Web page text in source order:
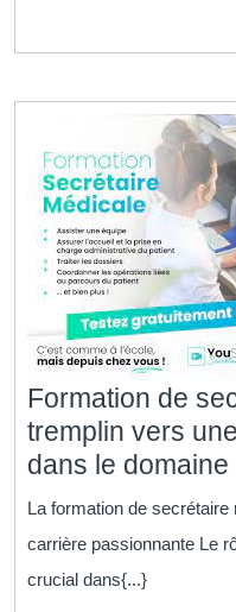
et
Formation de
tremplin vers
dans le
La formation de
carrière passionnante Le
crucial dans{...}